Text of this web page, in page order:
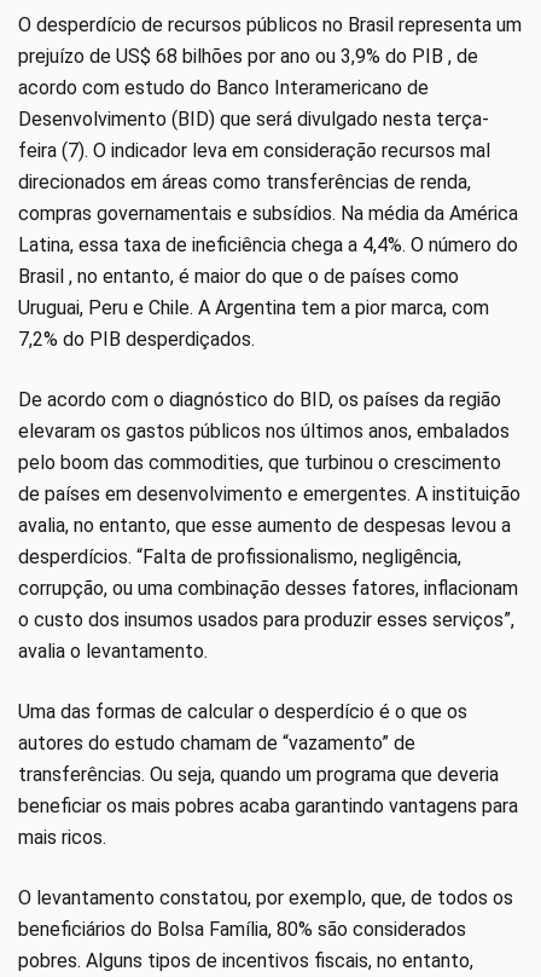
O desperdício de recursos públicos no Brasil representa um
prejuízo de US$ 68 bilhões por ano ou 3,9% do PIB , de
acordo com estudo do Banco Interamericano de
Desenvolvimento (BID) que será divulgado nesta terça-
feira (7). O indicador leva em consideração recursos mal
direcionados em áreas como transferências de renda,
compras governamentais e subsídios. Na média da América
Latina, essa taxa de ineficiência chega a 4,4%. O número do
Brasil , no entanto, é maior do que o de países como
Uruguai, Peru e Chile. A Argentina tem a pior marca, com
7,2% do PIB desperdiçados.
De acordo com o diagnóstico do BID, os países da região
elevaram os gastos públicos nos últimos anos, embalados
pelo boom das commodities, que turbinou o crescimento
de países em desenvolvimento e emergentes. A instituição
avalia, no entanto, que esse aumento de despesas levou a
desperdícios. “Falta de profissionalismo, negligência,
corrupção, ou uma combinação desses fatores, inflacionam
o custo dos insumos usados para produzir esses serviços”,
avalia o levantamento.
Uma das formas de calcular o desperdício é o que os
autores do estudo chamam de “vazamento” de
transferências. Ou seja, quando um programa que deveria
beneficiar os mais pobres acaba garantindo vantagens para
mais ricos.
O levantamento constatou, por exemplo, que, de todos os
beneficiários do Bolsa Família, 80% são considerados
pobres. Alguns tipos de incentivos fiscais, no entanto,